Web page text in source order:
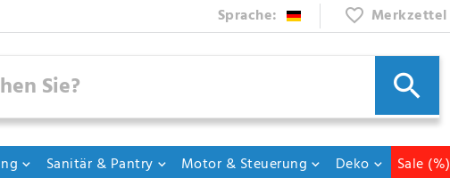
Sprache: Merkzettel
Sanitär & Pantry Motor & Steuerung Deko Sale (%)